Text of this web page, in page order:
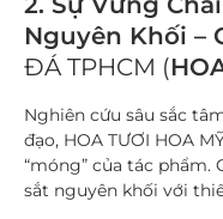
Nguyên Khối –
ĐÁ TPHCM (
Nghiên cứu sâu sắc
đạo, HOA TƯƠI HOA
“móng” của tác phẩm.
sắt nguyên khối với